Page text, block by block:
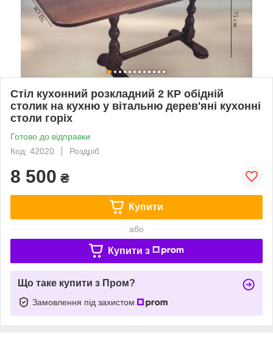
Стіл кухонний розкладний 2 КР обідній
столик на кухню у вітальню дерев'яні кухонні
столи горіх
Готово до відправки
Код: 42020
Роздріб
8 500 ₴
Купити
або
Купити з
Що таке купити з Пром?
Замовлення під захистом